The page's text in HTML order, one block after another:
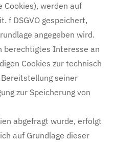
werden auf
f DSGVO gespeichert,
angegeben wird.
berechtigtes Interesse an
Cookies zur technisch
seiner
zur Speicherung von
abgefragt wurde, erfolgt
auf Grundlage dieser